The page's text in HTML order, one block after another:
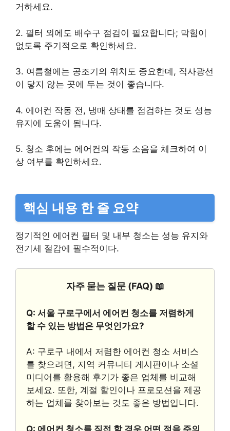
거하세요.
2. 필터 외에도 배수구 점검이 필요합니다; 막힘이
없도록 주기적으로 확인하세요.
3. 여름철에는 공조기의 위치도 중요한데, 직사광선
이 닿지 않는 곳에 두는 것이 좋습니다.
4. 에어컨 작동 전, 냉매 상태를 점검하는 것도 성능
유지에 도움이 됩니다.
5. 청소 후에는 에어컨의 작동 소음을 체크하여 이
상 여부를 확인하세요.
핵심 내용 한 줄 요약
정기적인 에어컨 필터 및 내부 청소는 성능 유지와
전기세 절감에 필수적이다.
자주 묻는 질문 (FAQ) 📖
Q: 서울 구로구에서 에어컨 청소를 저렴하게
할 수 있는 방법은 무엇인가요?
A: 구로구 내에서 저렴한 에어컨 청소 서비스
를 찾으려면, 지역 커뮤니티 게시판이나 소셜
미디어를 활용해 후기가 좋은 업체를 비교해
보세요. 또한, 계절 할인이나 프로모션을 제공
하는 업체를 찾아보는 것도 좋은 방법입니다.
Q: 에어컨 청소를 직접 할 경우 어떤 점을 주의